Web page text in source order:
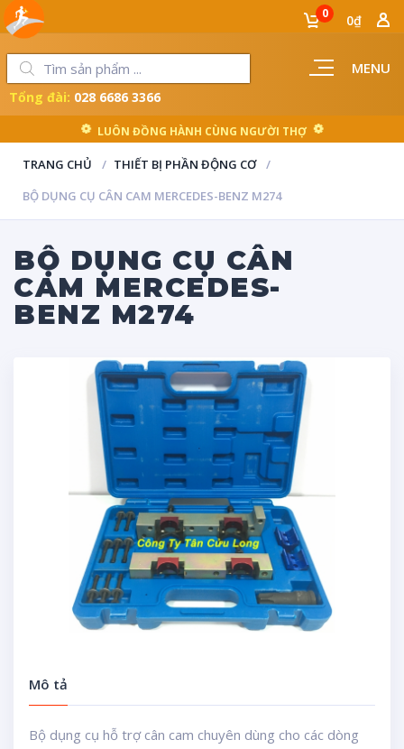
MENU
0 0₫
LUÔN ĐỒNG HÀNH CÙNG NGƯỜI THỢ
Tổng đài: 028 6686 3366
TRANG CHỦ
THIẾT BỊ PHẦN ĐỘNG CƠ
BỘ DỤNG CỤ CÂN CAM MERCEDES-BENZ M274
BỘ DỤNG CỤ CÂN
CAM MERCEDES-
BENZ M274
Mô tả
Bộ dụng cụ hỗ trợ cân cam chuyên dùng cho các dòng